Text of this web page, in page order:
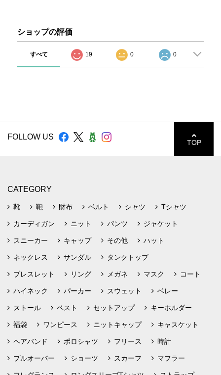
ショップの評価
すべて 19 0 0
FOLLOW US
TOP
CATEGORY
靴 鞄 財布 ベルト シャツ Tシャツ
カーディガン ニット パンツ ジャケット
スニーカー キャップ その他 ハット
ネックレス サンダル タンクトップ
ブレスレット リング メガネ マスク コート
ハイネック パーカー スウェット ベレー
ストール ベスト セットアップ キーホルダー
福袋 ワンピース ニットキャップ キャスケット
ヘアバンド ポロシャツ フリース 時計
プルオーバー ショーツ スカーフ マフラー